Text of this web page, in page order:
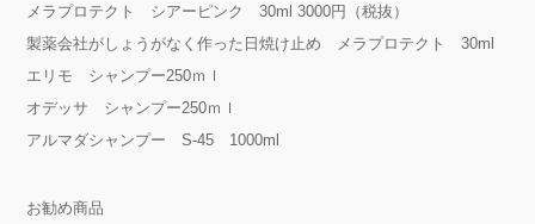
メラプロテクト シアーピンク 30ml 3000円（税抜）
製薬会社がしょうがなく作った日焼け止め メラプロテクト 30ml
エリモ シャンプー250ｍｌ
オデッサ シャンプー250ｍｌ
アルマダシャンプー S-45 1000ml
お勧め商品